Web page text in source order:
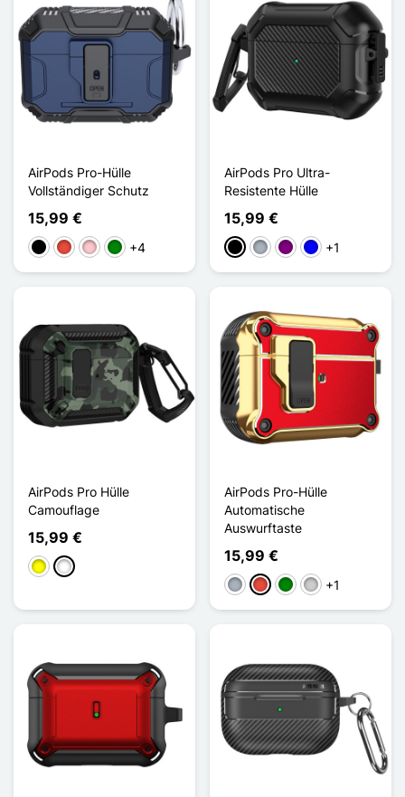
AirPods Pro-Hülle
Vollständiger Schutz
15,99 €
Schwarz
Rot PinkGrün+4
AirPods Pro Ultra-
Resistente Hülle
15,99 €
Schwarz
GrauViolettBlau+1
AirPods Pro Hülle
Camouflage
15,99 €
GelbNoir / Vert Armée
AirPods Pro-Hülle
Automatische
Auswurftaste
15,99 €
GrauRot GrünSilber
+1